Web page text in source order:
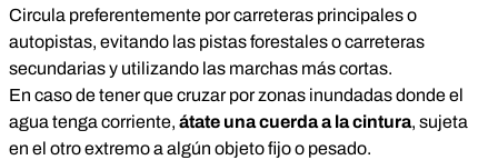
Circula preferentemente por carreteras principales o
autopistas, evitando las pistas forestales o carreteras
secundarias y utilizando las marchas más cortas.
En caso de tener que cruzar por zonas inundadas donde el
agua tenga corriente, átate una cuerda a la cintura, sujeta
en el otro extremo a algún objeto fijo o pesado.